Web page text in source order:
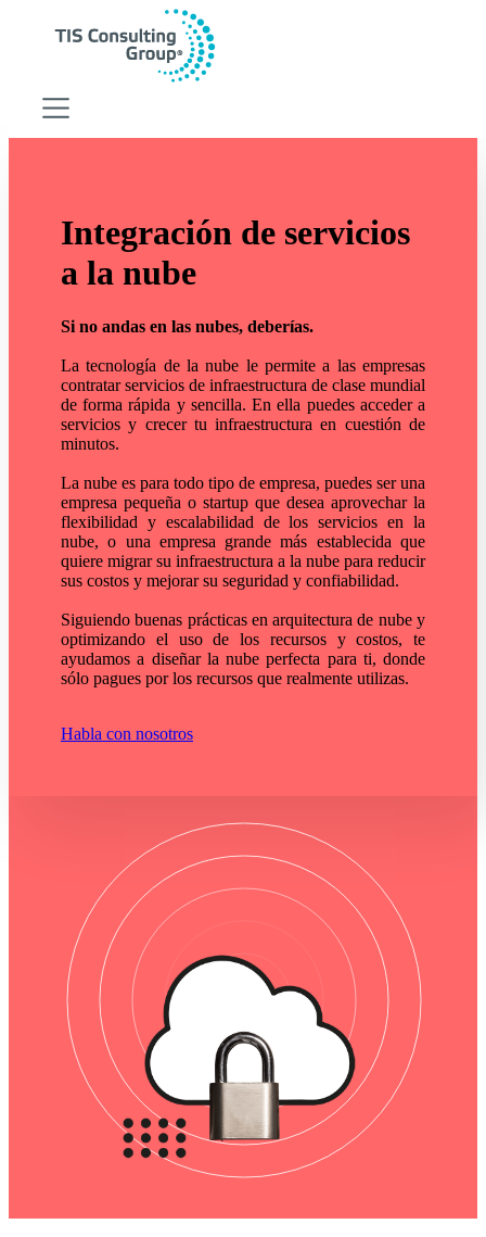
HubSpot CRM
Inbound Marketing
Growth Marketing
Gestión de ventas
Consultoria Empresarial
Desarrollo de software
Integración de servicios en la nube
Mejora en la cadena de suministro
Analítica para negocios
Eficiencia operativa
Insights
Nosotros
Contacto
Integración de servicios
a la nube
Si no andas en las nubes, deberías.
La tecnología de la nube le permite a las empresas
contratar servicios de infraestructura de clase mundial
de forma rápida y sencilla. En ella puedes acceder a
servicios y crecer tu infraestructura en cuestión de
minutos.
La nube es para todo tipo de empresa, puedes ser una
empresa pequeña o startup que desea aprovechar la
flexibilidad y escalabilidad de los servicios en la
nube, o una empresa grande más establecida que
quiere migrar su infraestructura a la nube para reducir
sus costos y mejorar su seguridad y confiabilidad.
Siguiendo buenas prácticas en arquitectura de nube y
optimizando el uso de los recursos y costos, te
ayudamos a diseñar la nube perfecta para ti, donde
sólo pagues por los recursos que realmente utilizas.
Habla con nosotros